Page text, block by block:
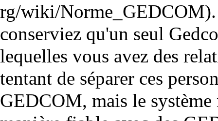
conserviez qu'un seul
lequelles vous avez des
tentant de séparer ces
GEDCOM, mais le